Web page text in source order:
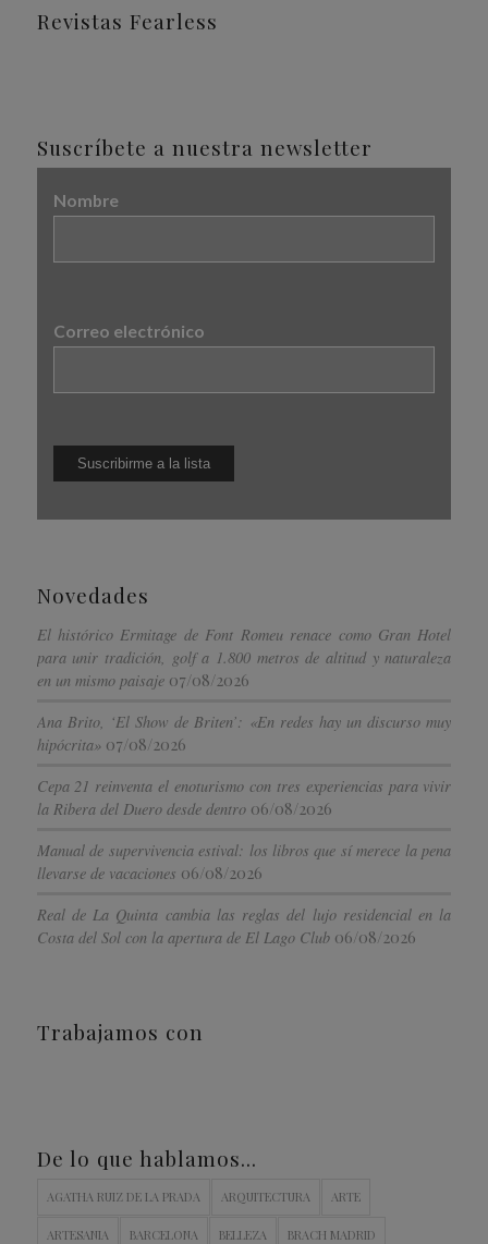
Revistas Fearless
Suscríbete a nuestra newsletter
Nombre
Correo electrónico
Novedades
El histórico Ermitage de Font Romeu renace como Gran Hotel
para unir tradición, golf a 1.800 metros de altitud y naturaleza
en un mismo paisaje 07/08/2026
Ana Brito, ‘El Show de Briten’: «En redes hay un discurso muy
hipócrita» 07/08/2026
Cepa 21 reinventa el enoturismo con tres experiencias para vivir
la Ribera del Duero desde dentro 06/08/2026
Manual de supervivencia estival: los libros que sí merece la pena
llevarse de vacaciones 06/08/2026
Real de La Quinta cambia las reglas del lujo residencial en la
Costa del Sol con la apertura de El Lago Club 06/08/2026
Trabajamos con
De lo que hablamos…
AGATHA RUIZ DE LA PRADA ARQUITECTURA ARTE
ARTESANIA BARCELONA BELLEZA BRACH MADRID